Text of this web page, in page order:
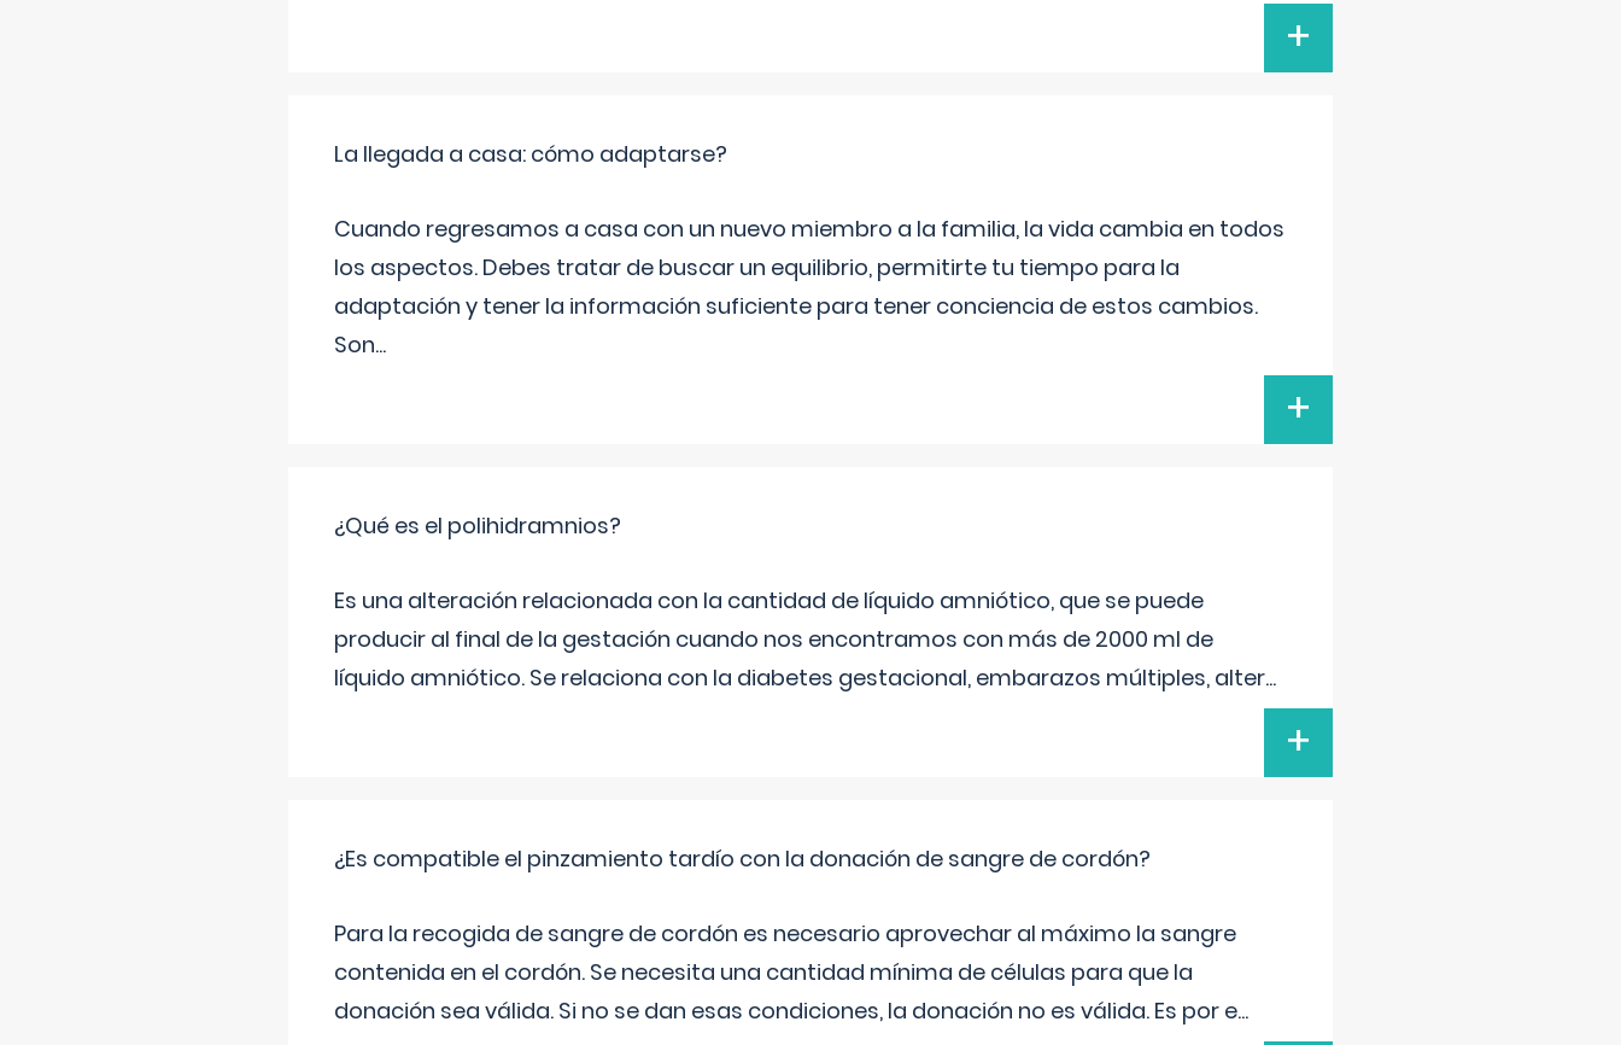
+
La llegada a casa: cómo adaptarse?
Cuando regresamos a casa con un nuevo miembro a la familia, la vida cambia en todos
los aspectos. Debes tratar de buscar un equilibrio, permitirte tu tiempo para la
adaptación y tener la información suficiente para tener conciencia de estos cambios.
Son...
+
¿Qué es el polihidramnios?
Es una alteración relacionada con la cantidad de líquido amniótico, que se puede
producir al final de la gestación cuando nos encontramos con más de 2000 ml de
líquido amniótico. Se relaciona con la diabetes gestacional, embarazos múltiples, alter...
+
¿Es compatible el pinzamiento tardío con la donación de sangre de cordón?
Para la recogida de sangre de cordón es necesario aprovechar al máximo la sangre
contenida en el cordón. Se necesita una cantidad mínima de células para que la
donación sea válida. Si no se dan esas condiciones, la donación no es válida. Es por e...